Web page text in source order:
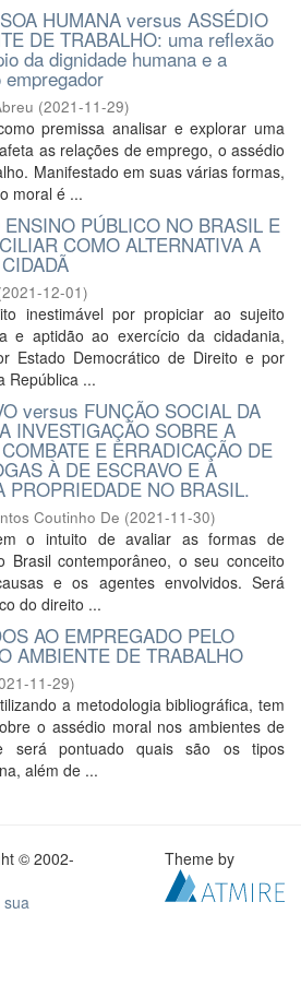
HUMANA versus ASSÉDIO
DE TRABALHO: uma reflexão
da dignidade humana e a
(2021-11-29)
premissa analisar e explorar uma
as relações de emprego, o assédio
Manifestado em suas várias formas,
moral é ...
PÚBLICO NO BRASIL E
COMO ALTERNATIVA A
2021-12-01)
inestimável por propiciar ao sujeito
e aptidão ao exercício da cidadania,
Estado Democrático de Direito e por
República ...
versus FUNÇÃO SOCIAL DA
INVESTIGAÇÃO SOBRE A
E ERRADICAÇÃO DE
À DE ESCRAVO E A
PROPRIEDADE NO BRASIL.
Coutinho De (2021-11-30)
o intuito de avaliar as formas de
Brasil contemporâneo, o seu conceito
e os agentes envolvidos. Será
do direito ...
AO EMPREGADO PELO
AMBIENTE DE TRABALHO
11-29)
a metodologia bibliográfica, tem
o assédio moral nos ambientes de
será pontuado quais são os tipos
além de ...
© 2002-
sua
Theme by